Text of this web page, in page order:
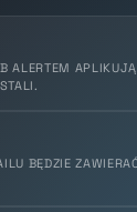
ALERTEM APLIKUJĄ
BĘDZIE